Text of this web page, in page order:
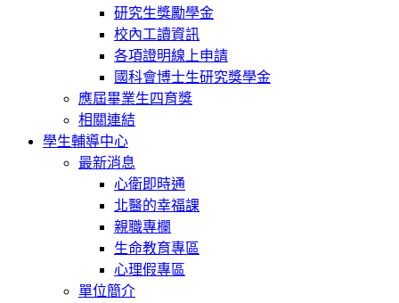
研究生獎勵學金
校內工讀資訊
各項證明線上申請
國科會博士生研究獎學金
應屆畢業生四育獎
相關連結
學生輔導中心
最新消息
心衛即時通
北醫的幸福課
親職專欄
生命教育專區
心理假專區
單位簡介